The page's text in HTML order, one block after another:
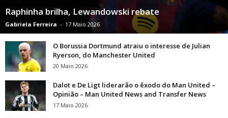
Raphinha brilha, Lewandowski rebate
Gabriela Ferreira - 17 Maio 2026
O Borussia Dortmund atraiu o interesse de Julian
Ryerson, do Manchester United
20 Maio 2026
Dalot e De Ligt liderarão o êxodo do Man United –
Opinião – Man United News and Transfer News
17 Maio 2026